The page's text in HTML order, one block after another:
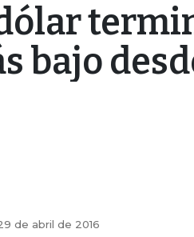
bajo
de abril de 2016